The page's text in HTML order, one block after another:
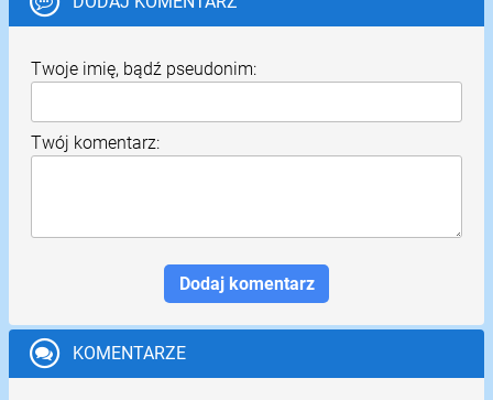
Twoje imię, bądź pseudonim:
Twój komentarz:
KOMENTARZE